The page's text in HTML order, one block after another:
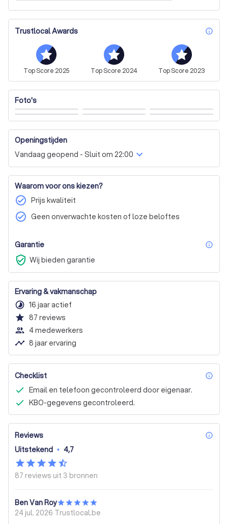
Verhuizingen.
Opslag ruimte
Montage en demontage.
Transport van goederen.
Huis leegmaken na overlijden en opkuis /uitzettingen.
Ladderlift dienst /Meubellift
Ophaaldienst /Demonteur. (Omdat alle goederen op een
bepaalde dag en tussen bepaalde tijdstippen moeten
worden afgehaald en dit soms niet voor iedereen
mogelijk is.)
Hulp nodig bij verhuizen? Wij staan tot uw dienst. Extra
kracht wanneer je het nodig hebt, en vriendelijke
gezichten voor hulp. Neem contact met ons op voor een
Trustlocal Awards
TopScore 2025 TopScore 2024 TopScore 2023
Foto's
Openingstijden
Vandaag geopend - Sluit om 22:00
Waarom voor ons kiezen?
check_circle Prijs kwaliteit
check_circle Geen onverwachte kosten of loze beloftes
Garantie
verified_user Wij bieden garantie
Ervaring & vakmanschap
timelapse 16 jaar actief
star 87 reviews
people_outline 4 medewerkers
timeline 8 jaar ervaring
Checklist
Email en telefoon gecontroleerd door eigenaar.
KBO-gegevens gecontroleerd.
Reviews
Uitstekend • 4,7
87 reviews uit 3 bronnen
Ben Van Roy
24 jul. 2026 Trustlocal.be